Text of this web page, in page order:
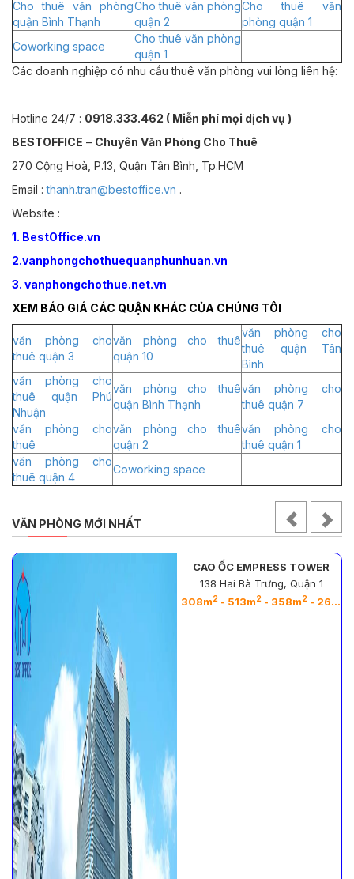
Cho thuê văn phòng
quận Bình Thạnh
Cho thuê văn phòng
quận 2
Cho thuê văn
phòng quận 1
Coworking space
Cho thuê văn phòng
quận 1
Các doanh nghiệp có nhu cầu thuê văn phòng vui lòng liên hệ:
Hotline 24/7 : 0918.333.462 ( Miễn phí mọi dịch vụ )
BESTOFFICE – Chuyên Văn Phòng Cho Thuê
270 Cộng Hoà, P.13, Quận Tân Bình, Tp.HCM
Email :thanh.tran@bestoffice.vn .
Website :
1. BestOffice.vn
2.vanphongchothuequanphunhuan.vn
3. vanphongchothue.net.vn
XEM BÁO GIÁ CÁC QUẬN KHÁC CỦA CHÚNG TÔI
văn phòng cho
thuê quận 3
văn phòng cho thuê
quận 10
văn phòng cho
thuê quận Tân
Bình
văn phòng cho
thuê quận Phú
Nhuận
văn phòng cho thuê
quận Bình Thạnh
văn phòng cho
thuê quận 7
văn phòng cho
thuê
văn phòng cho thuê
quận 2
văn phòng cho
thuê quận 1
văn phòng cho
thuê quận 4
Coworking space
VĂN PHÒNG MỚI NHẤT
CAO ỐC EMPRESS TOWER
138 Hai Bà Trưng, Quận 1
308m2 - 513m2 - 358m2 - 263m